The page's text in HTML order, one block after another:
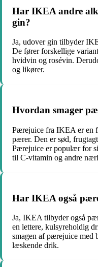
Har IKEA andre
gin?
Ja, udover gin tilbyder
De fører forskellige
hvidvin og rosévin.
og likører.
Hvordan smager
Pærejuice fra IKEA er en
pærer. Den er sød,
Pærejuice er populær for
til C-vitamin og andre
Har IKEA også
Ja, IKEA tilbyder også
en lettere, kulsyreholdig
smagen af pærejuice med
læskende drik.